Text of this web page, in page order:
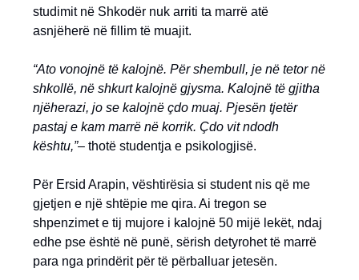
studimit në Shkodër nuk arriti ta marrë atë
asnjëherë në fillim të muajit.
“Ato vonojnë të kalojnë. Për shembull, je në tetor në
shkollë, në shkurt kalojnë gjysma. Kalojnë të gjitha
njëherazi, jo se kalojnë çdo muaj. Pjesën tjetër
pastaj e kam marrë në korrik. Çdo vit ndodh
kështu,”– thotë studentja e psikologjisë.
Për Ersid Arapin, vështirësia si student nis që me
gjetjen e një shtëpie me qira. Ai tregon se
shpenzimet e tij mujore i kalojnë 50 mijë lekët, ndaj
edhe pse është në punë, sërish detyrohet të marrë
para nga prindërit për të përballuar jetesën.